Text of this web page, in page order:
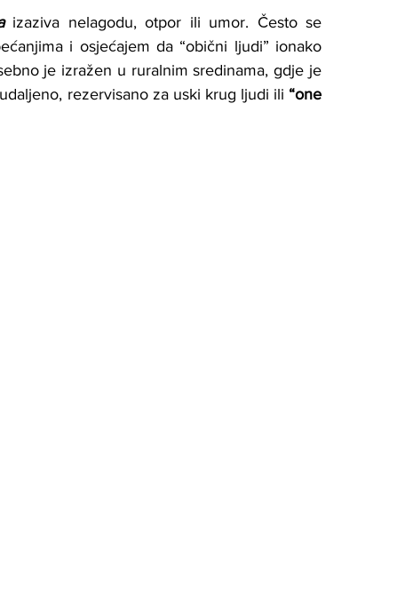
izaziva nelagodu, otpor ili umor. Često se
i osjećajem da “obični ljudi” ionako
je izražen u ruralnim sredinama, gdje je
rezervisano za uski krug ljudi ili “one